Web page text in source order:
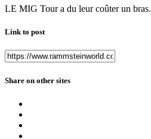
LE MIG Tour a du leur coûter un bras.
Link to post
Share on other sites